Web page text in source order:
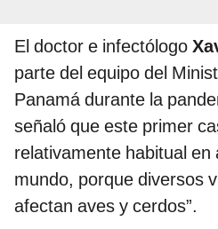
El doctor e infectólogo
parte del equipo del
Panamá durante la
señaló que este primer
relativamente habitual en
mundo, porque diversos
afectan aves y cerdos”.